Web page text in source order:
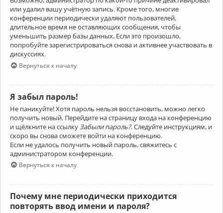
или удалил вашу учётную запись. Кроме того, многие
конференции периодически удаляют пользователей,
длительное время не оставляющих сообщения, чтобы
уменьшить размер базы данных. Если это произошло,
попробуйте зарегистрироваться снова и активнее участвовать в
дискуссиях.
Вернуться к началу
Я забыл пароль!
Не паникуйте! Хотя пароль нельзя восстановить, можно легко
получить новый. Перейдите на страницу входа на конференцию
и щёлкните на ссылку Забыли пароль?. Следуйте инструкциям, и
скоро вы снова сможете войти на конференцию.
Если не удалось получить новый пароль, свяжитесь с
администратором конференции.
Вернуться к началу
Почему мне периодически приходится
повторять ввод имени и пароля?